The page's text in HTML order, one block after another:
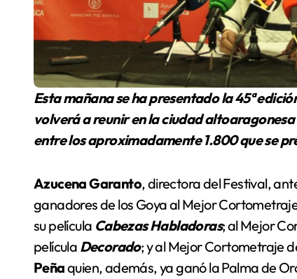
Esta mañana se ha presentado la 45ª edición del Festival Internacional de Cine de Huesca , que
volverá a reunir en la ciudad
entre los aproximadamente 1.800 que se
Azucena Garanto, directora del Festival,
ganadores de los Goya al Mejor
su película Cabezas Habladoras; al Mejor
película Decorado; y al Mejor Cortometraje
Peñaquien, además, ya ganó la Palma de